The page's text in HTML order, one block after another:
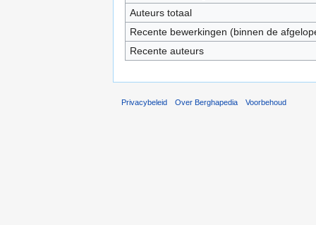
Auteurs totaal
Recente bewerkingen (binnen de
Recente auteurs
Privacybeleid Over Berghapedia Voorbehoud